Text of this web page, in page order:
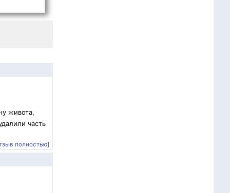
живота,
часть
полностью]